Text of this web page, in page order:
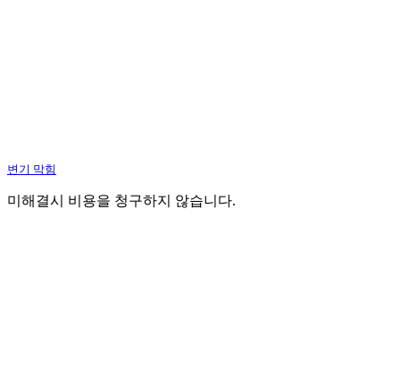
변기 막힘
미해결시 비용을 청구하지 않습니다.